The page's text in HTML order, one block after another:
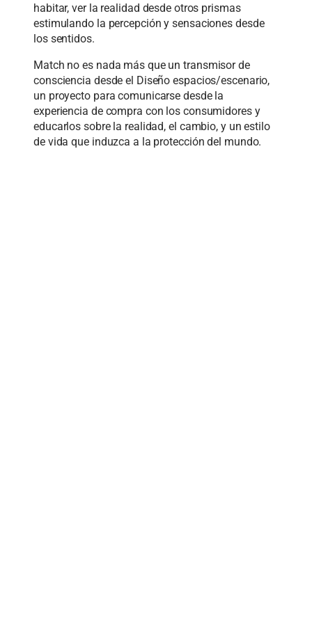
habitar, ver la realidad desde otros prismas
estimulando la percepción y sensaciones desde
los sentidos.
Match no es nada más que un transmisor de
consciencia desde el Diseño espacios/escenario,
un proyecto para comunicarse desde la
experiencia de compra con los consumidores y
educarlos sobre la realidad, el cambio, y un estilo
de vida que induzca a la protección del mundo.